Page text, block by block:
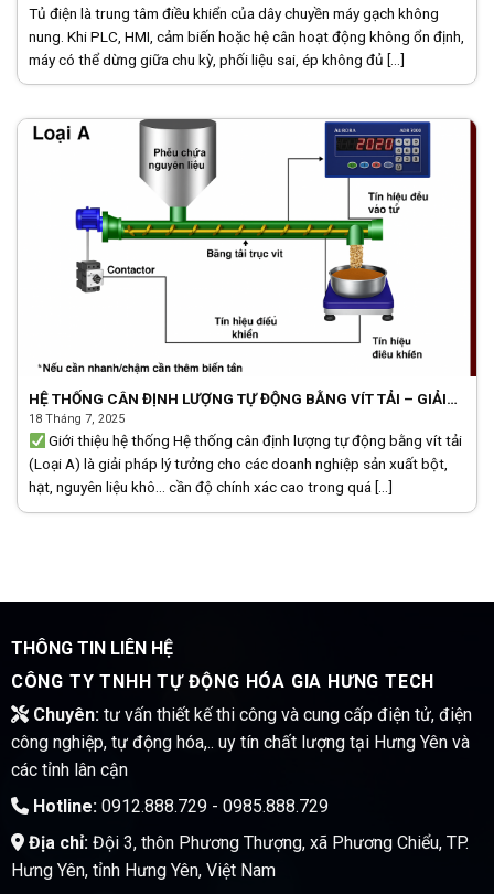
Tủ điện là trung tâm điều khiển của dây chuyền máy gạch không
nung. Khi PLC, HMI, cảm biến hoặc hệ cân hoạt động không ổn định,
máy có thể dừng giữa chu kỳ, phối liệu sai, ép không đủ [...]
HỆ THỐNG CÂN ĐỊNH LƯỢNG TỰ ĐỘNG BẰNG VÍT TẢI – GIẢI
PHÁP CHÍNH XÁC CHO CÂN ĐÓNG BAO
18 Tháng 7, 2025
Giới thiệu hệ thống Hệ thống cân định lượng tự động bằng vít tải
(Loại A) là giải pháp lý tưởng cho các doanh nghiệp sản xuất bột,
hạt, nguyên liệu khô… cần độ chính xác cao trong quá [...]
THÔNG TIN LIÊN HỆ
CÔNG TY TNHH TỰ ĐỘNG HÓA GIA HƯNG TECH
Chuyên:tư vấn thiết kế thi công và cung cấp điện tử, điện
công nghiệp, tự động hóa,.. uy tín chất lượng tại Hưng Yên và
các tỉnh lân cận
Hotline:0912.888.729 - 0985.888.729
Địa chỉ:Đội 3, thôn Phương Thượng, xã Phương Chiểu, TP.
Hưng Yên, tỉnh Hưng Yên, Việt Nam